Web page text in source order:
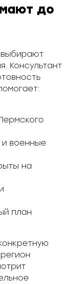
до
Консультант
и военные
на
план